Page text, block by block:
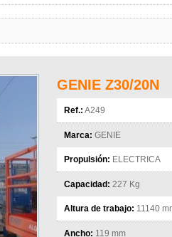
GENIE Z30/20N
Ref.: A249
Marca: GENIE
Propulsión: ELECTRICA
Capacidad: 227 Kg
Altura de trabajo: 11140
Ancho: 119 mm